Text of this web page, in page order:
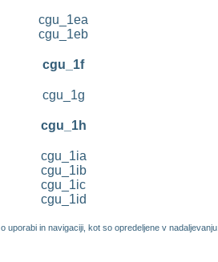
cgu_1ea
cgu_1eb
cgu_1f
cgu_1g
cgu_1h
cgu_1ia
cgu_1ib
cgu_1ic
cgu_1id
in navigaciji, kot so opredeljene v nadaljevanju.